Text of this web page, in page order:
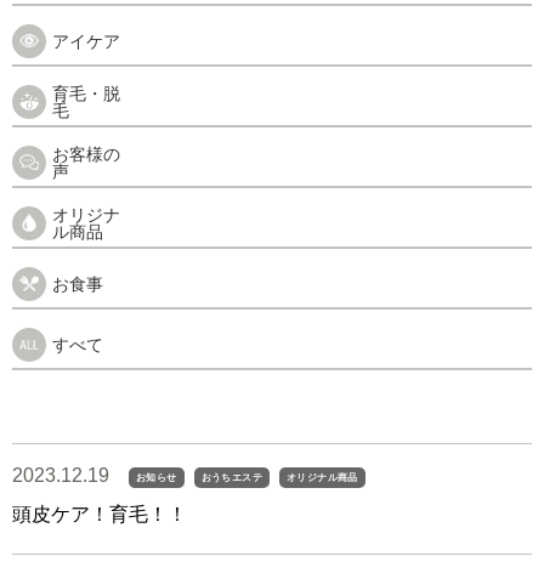
アイケア
育毛・脱
毛
お客様の
声
オリジナ
ル商品
お食事
すべて
2023.12.19 お知らせ おうちエステ オリジナル商品
頭皮ケア！育毛！！